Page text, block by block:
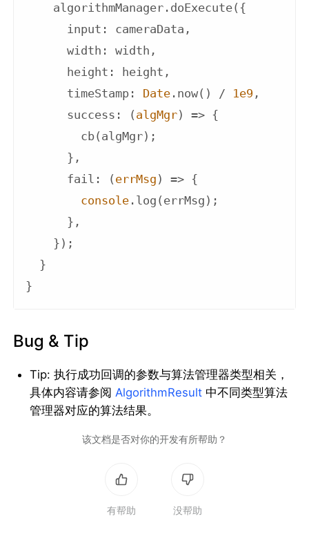
    algorithmManager.doExecute({
input : cameraData,
width : width,
height : height,
timeStamp : Date .now() / 1e9 ,
success : ( algMgr) => {
        cb(algMgr);
      },
fail : ( errMsg ) => {
console .log(errMsg);
      },
    });
  }
Bug & Tip
Tip: 执行成功回调的参数与算法管理器类型相关，
具体内容请参阅 AlgorithmResult 中不同类型算法
管理器对应的算法结果。
该文档是否对你的开发有所帮助？
有帮助 没帮助